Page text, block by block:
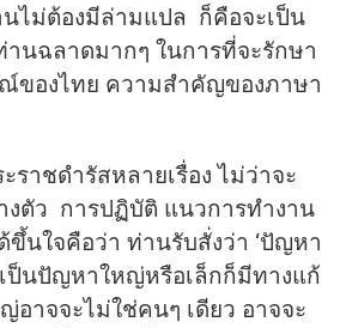
นไม่ต้องมีล่ามแปล ก็คือจะเป็น
านฉลาดมากๆ ในการที่จะรักษา
ของไทย ความสำคัญของภาษา
ราชดำรัสหลายเรื่อง ไม่ว่าจะ
างตัว การปฏิบัติ แนวการทำงาน
ขึ้นใจคือว่า ท่านรับสั่งว่า ‘ปัญหา
ป็นปัญหาใหญ่หรือเล็กก็มีทางแก้
าจจะไม่ใช่คนๆ เดียว อาจจะ